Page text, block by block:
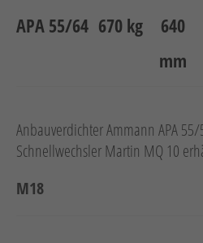
APA 55/64 670 kg
640
mm
Anbauverdichter Ammann APA
Schnellwechsler Martin MQ 10
M18